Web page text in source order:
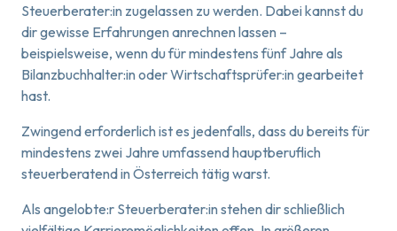
Steuerberater:in zugelassen zu werden. Dabei kannst du
dir gewisse Erfahrungen anrechnen lassen –
beispielsweise, wenn du für mindestens fünf Jahre als
Bilanzbuchhalter:in oder Wirtschaftsprüfer:in gearbeitet
hast.
Zwingend erforderlich ist es jedenfalls, dass du bereits für
mindestens zwei Jahre umfassend hauptberuflich
steuerberatend in Österreich tätig warst.
Als angelobte:r Steuerberater:in stehen dir schließlich